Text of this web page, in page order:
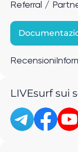
Referral /
Recensioni
LIVEsurf sui